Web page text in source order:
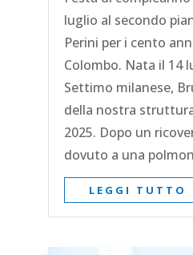
luglio al secondo
Perini per i cento
Colombo. Nata il 14
Settimo milanese,
della nostra
2025. Dopo un
dovuto a una
LEGGI TUTTO